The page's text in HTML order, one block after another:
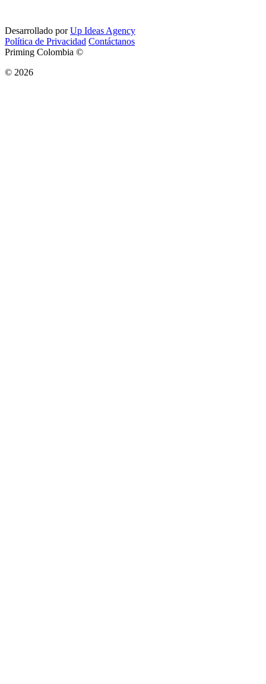
Desarrollado porUp Ideas Agency
Política de Privacidad Contáctanos
Priming Colombia ©
© 2026